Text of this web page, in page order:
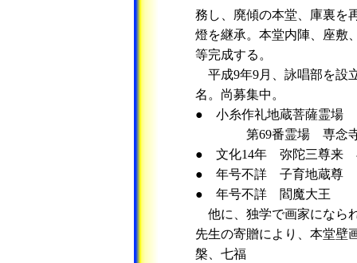
務し、廃傾の本堂、庫裏を
燈を継承。本堂内陣、座敷
等完成する。
平成9年9月、詠唱部を設
名。尚募集中。
● 小糸作礼地蔵菩薩霊場
第69番霊場 専念
● 文化14年 弥陀三尊来
● 年号不詳 子育地蔵尊
● 年号不詳 閻魔大王
他に、独学で画家になら
先生の寄贈により、本堂壁
槃、七福